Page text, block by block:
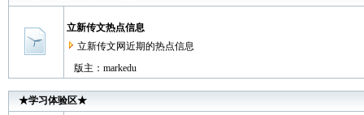
立新传文热点信息
立新传文网近期的热点信息
版主： markedu
★学习体验区★